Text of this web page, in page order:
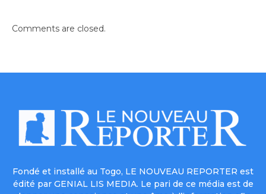
Comments are closed.
Fondé et installé au Togo, LE NOUVEAU REPORTER est
édité par GENIAL LIS MEDIA. Le pari de ce média est de